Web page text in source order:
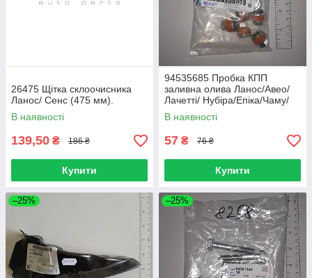
26475 Щітка склоочисника
Ланос/ Сенс (475 мм).
В наявності
139,50 ₴ 186 ₴
Купити
94535685 Пробка КПП
заливна олива Ланос/Авео/
Лачетті/ Нубіра/Епіка/Чаму/
Гармата/Леганза (GM)
В наявності
57 ₴ 76 ₴
Купити
–25% –25%